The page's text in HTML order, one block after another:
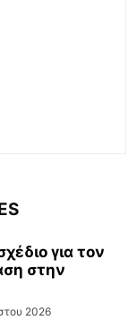
για τον
στην
2026